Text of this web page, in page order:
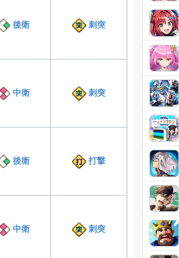
後衛 刺突
中衛 刺突
後衛 打撃
中衛 刺突